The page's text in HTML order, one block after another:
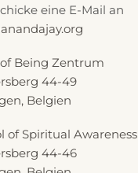
eine E-Mail an
Being Zentrum
44-49
Belgien
of Spiritual Awareness
44-46